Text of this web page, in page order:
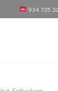
934 735